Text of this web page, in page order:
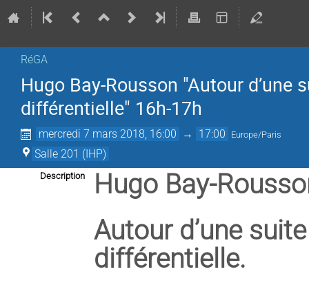
RéGA
Hugo Bay-Rousson "Autour
différentielle" 16h-17h
mercredi 7 mars 2018, 16:00 → 17:00 Europe/Paris
Salle 201 (IHP)
Description
Hugo Bay-
Autour d’une
différentielle.